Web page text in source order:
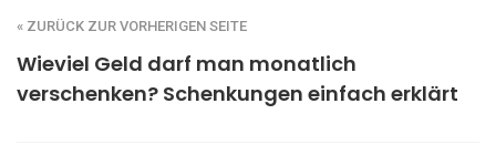
« ZURÜCK ZUR VORHERIGEN SEITE
Wieviel Geld darf man monatlich
verschenken? Schenkungen einfach erklärt